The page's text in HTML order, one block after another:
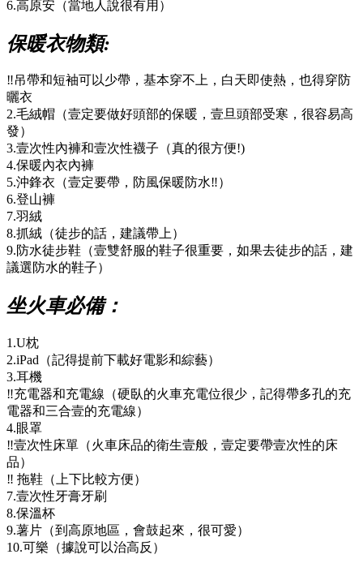
6.高原安（當地人說很有用）
保暖衣物類:
‼️吊帶和短袖可以少帶，基本穿不上，白天即使熱，也得穿防
曬衣
2.毛絨帽（壹定要做好頭部的保暖，壹旦頭部受寒，很容易高
發）
3.壹次性內褲和壹次性襪子（真的很方便!)
4.保暖內衣內褲
5.沖鋒衣（壹定要帶，防風保暖防水‼️）
6.登山褲
7.羽絨
8.抓絨（徒步的話，建議帶上）
9.防水徒步鞋（壹雙舒服的鞋子很重要，如果去徒步的話，建
議選防水的鞋子）
坐火車必備：
1.U枕
2.iPad（記得提前下載好電影和綜藝）
3.耳機
‼️充電器和充電線（硬臥的火車充電位很少，記得帶多孔的充
電器和三合壹的充電線）
4.眼罩
‼️壹次性床單（火車床品的衛生壹般，壹定要帶壹次性的床
品）
‼️ 拖鞋（上下比較方便）
7.壹次性牙膏牙刷
8.保溫杯
9.薯片（到高原地區，會鼓起來，很可愛）
10.可樂（據說可以治高反）